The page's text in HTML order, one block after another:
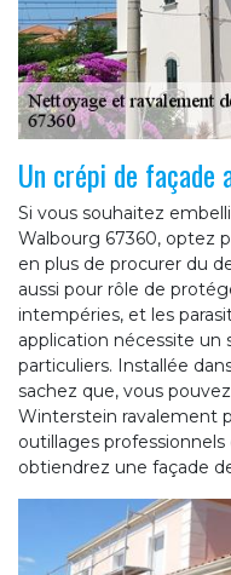
Un crépi de façade
Si vous souhaitez
Walbourg 67360, optez
en plus de procurer du
aussi pour rôle de
intempéries, et les
application nécessite
particuliers. Installée
sachez que, vous
Winterstein ravalement
outillages
obtiendrez une façade